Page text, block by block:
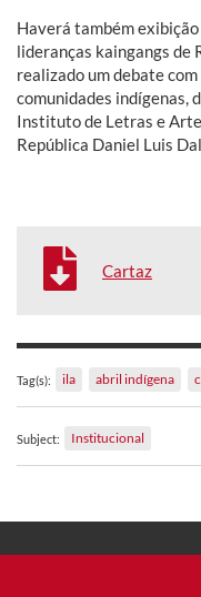
Haverá também
lideranças kaingangs de
realizado um debate
comunidades indígenas,
Instituto de Letras e
República Daniel Luis
Cartaz
Tag(s): ila abril indígena
Subject: Institucional